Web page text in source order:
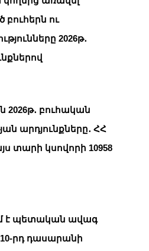
ու
2026թ․
2026թ․ բուհական
արդյունքները․ ՀՀ
տարի կսովորի 10958
է պետական ավագ
րդ դասարանի